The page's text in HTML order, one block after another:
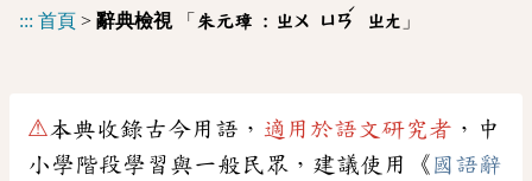
::: 首頁 > 辭典檢視「 朱元璋 : ㄓㄨ ㄩㄢ
ˊ
ㄓㄤ 」
⚠本典收錄古今用語， 適用於語文研究者 ，中
小學階段學習與一般民眾，建議使用《 國語辭